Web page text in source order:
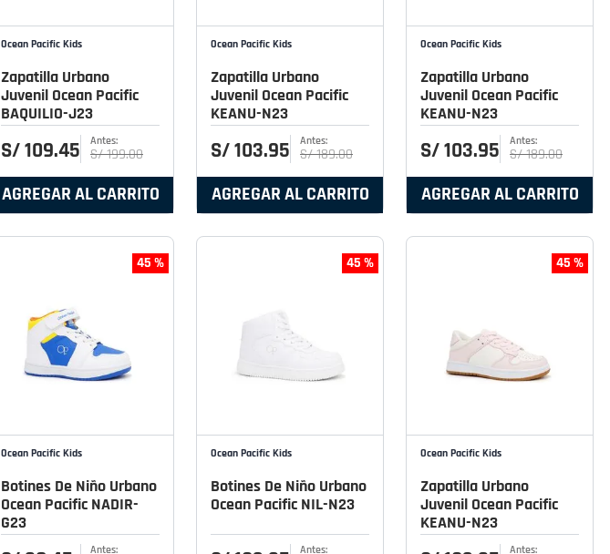
Ocean Pacific Kids
Zapatilla Urbano
Juvenil Ocean Pacific
BAQUILIO-J23
S/109.45 S/199.00
AGREGAR AL CARRITO
Ocean Pacific Kids
Zapatilla Urbano
Juvenil Ocean Pacific
KEANU-N23
S/103.95 S/189.00
AGREGAR AL CARRITO
Ocean Pacific Kids
Zapatilla Urbano
Juvenil Ocean Pacific
KEANU-N23
S/103.95 S/189.00
AGREGAR AL CARRITO
45 %
Ocean Pacific Kids
Botines De Niño Urbano
Ocean Pacific NADIR-
G23
45 %
Ocean Pacific Kids
Botines De Niño Urbano
Ocean Pacific NIL-N23
45 %
Ocean Pacific Kids
Zapatilla Urbano
Juvenil Ocean Pacific
KEANU-N23